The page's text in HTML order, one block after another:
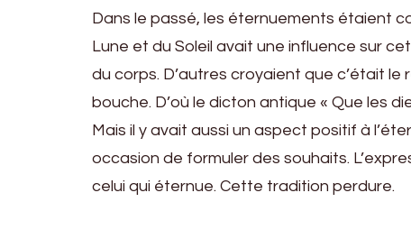
Dans le passé, les éternuements étaient
Lune et du Soleil avait une influence sur
du corps. D’autres croyaient que c’était
bouche. D’où le dicton antique « Que les
Mais il y avait aussi un aspect positif à
occasion de formuler des souhaits.
celui qui éternue. Cette tradition perdure.